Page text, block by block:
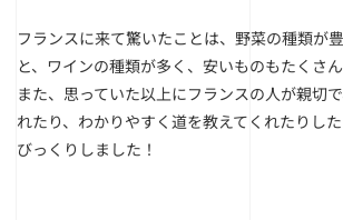
フランスに来て驚いたことは、野菜の種類が
と、ワインの種類が多く、安いものもたくさん
また、思っていた以上にフランスの人が親切
れたり、わかりやすく道を教えてくれたりし
びっくりしました！